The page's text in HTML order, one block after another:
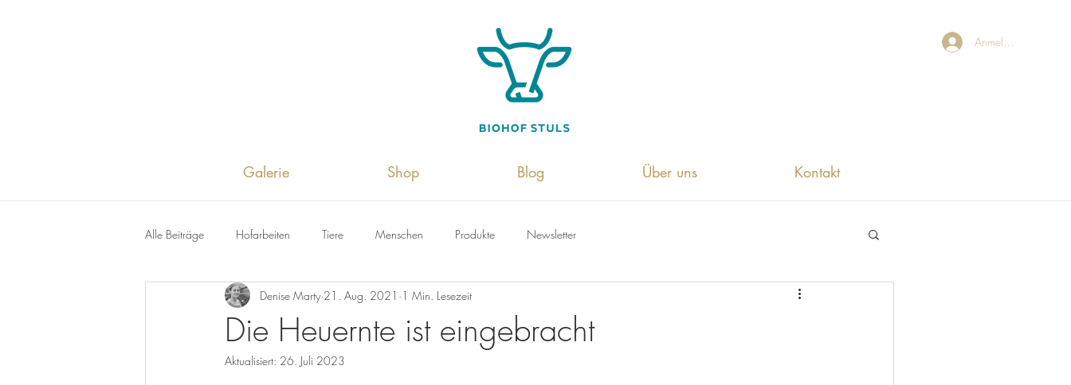
Anmelden
Galerie Shop Blog Über uns Kontakt
Alle Beiträge Hofarbeiten Tiere Menschen Produkte Newsletter
Die Heuernte ist eingebracht
Denise Marty 21. Aug. 2021 1 Min. Lesezeit
Aktualisiert: 26. Juli 2023